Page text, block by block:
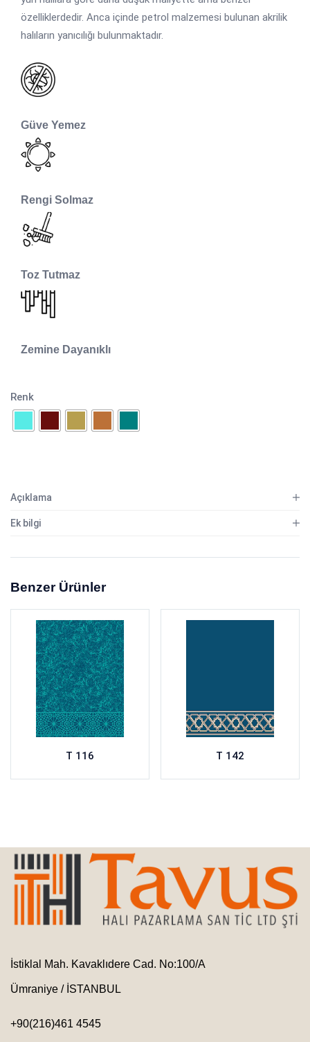
özelliklerdedir. Anca içinde petrol malzemesi bulunan akrilik
halıların yanıcılığı bulunmaktadır.
Güve Yemez
Rengi Solmaz
Toz Tutmaz
Zemine Dayanıklı
Renk
Açıklama
Ek bilgi
Benzer Ürünler
T 116 T 142
İstiklal Mah. Kavaklıdere Cad. No:100/A
Ümraniye / İSTANBUL
+90(216)461 4545